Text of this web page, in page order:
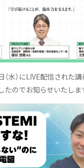
水）にLIVE配信された
たのでお知らせいたしま